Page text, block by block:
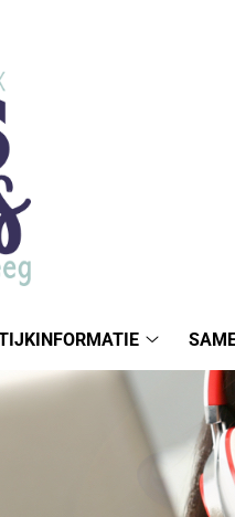
submenu